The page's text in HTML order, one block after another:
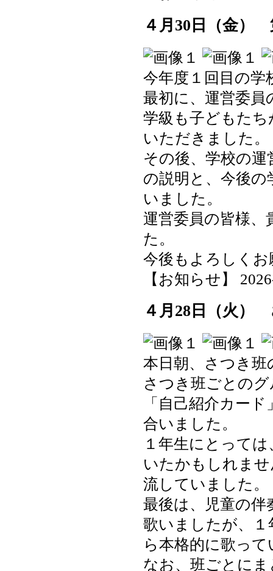
４月30日（金）
今年度１回目の学
最初に、運営委員
学級も子どもた
いただきました。
その後、学校の
の説明と、今後
いました。
運営委員の皆様
た。
今後もよろしく
【お知らせ】
４月28日（火）
本日朝、さつき
さつき班ごとの
「自己紹介カー
合いました。
１年生にとって
いたかもしれま
流していました。
最後は、児童の伴
歌いましたが、
ら本格的に歌っ
なお、班ごとに